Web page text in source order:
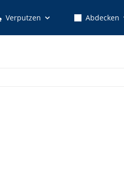
Verputzen Abdecken